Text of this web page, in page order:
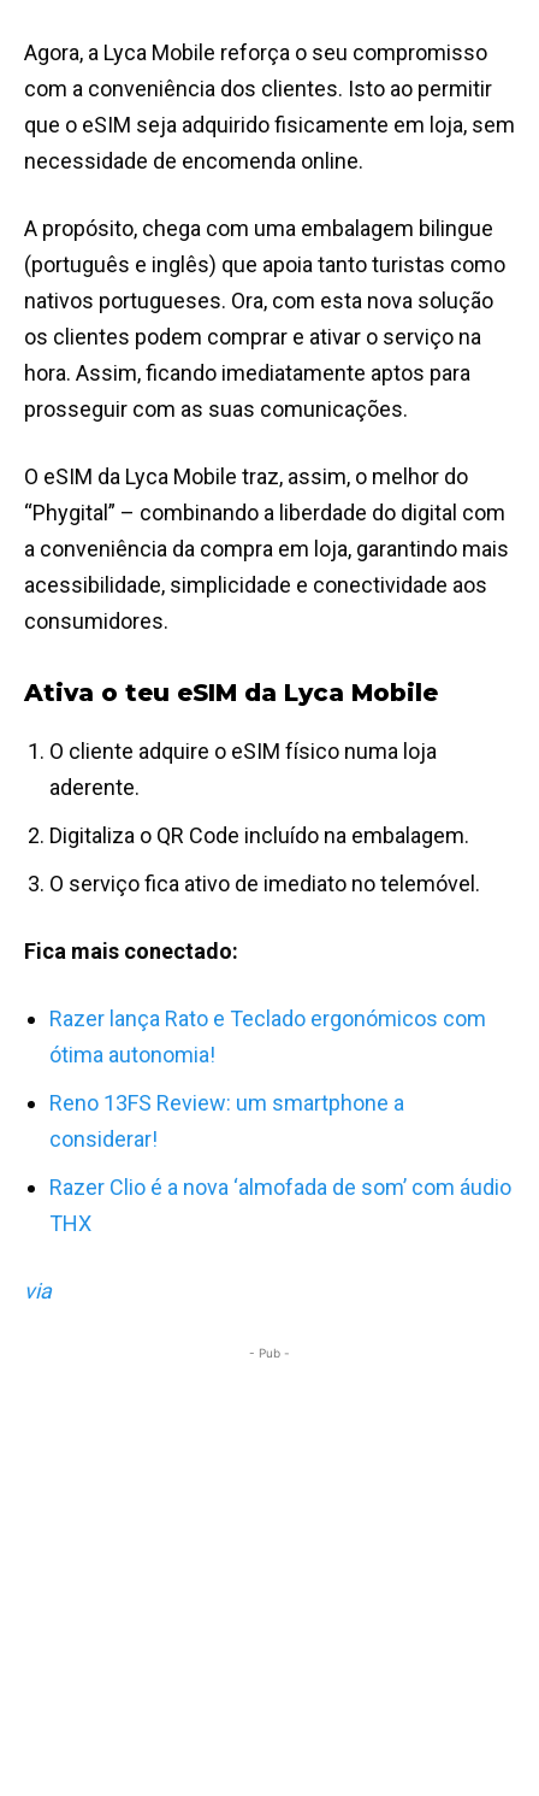
Agora, a Lyca Mobile reforça o seu compromisso
com a conveniência dos clientes. Isto ao permitir
que o eSIM seja adquirido fisicamente em loja, sem
necessidade de encomenda online.
A propósito, chega com uma embalagem bilingue
(português e inglês) que apoia tanto turistas como
nativos portugueses. Ora, com esta nova solução
os clientes podem comprar e ativar o serviço na
hora. Assim, ficando imediatamente aptos para
prosseguir com as suas comunicações.
O eSIM da Lyca Mobile traz, assim, o melhor do
“Phygital” – combinando a liberdade do digital com
a conveniência da compra em loja, garantindo mais
acessibilidade, simplicidade e conectividade aos
consumidores.
Ativa o teu eSIM da Lyca Mobile
O cliente adquire o eSIM físico numa loja
aderente.
Digitaliza o QR Code incluído na embalagem.
O serviço fica ativo de imediato no telemóvel.
Fica mais conectado:
Razer lança Rato e Teclado ergonómicos com
ótima autonomia!
Reno 13FS Review: um smartphone a
considerar!
Razer Clio é a nova ‘almofada de som’ com áudio
THX
via
- Pub -